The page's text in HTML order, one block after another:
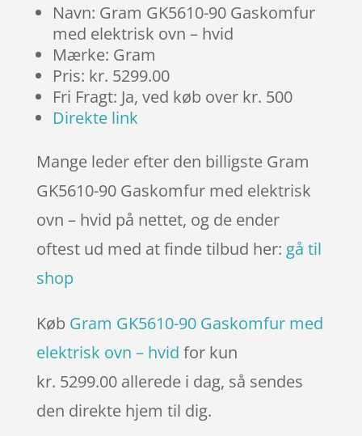
Navn: Gram GK5610-90 Gaskomfur
med elektrisk ovn – hvid
Mærke: Gram
Pris: kr. 5299.00
Fri Fragt: Ja, ved køb over kr. 500
Direkte link
Mange leder efter den billigste Gram
GK5610-90 Gaskomfur med elektrisk
ovn – hvid på nettet, og de ender
oftest ud med at finde tilbud her: gå til
shop
Køb Gram GK5610-90 Gaskomfur med
elektrisk ovn – hvid for kun
kr. 5299.00 allerede i dag, så sendes
den direkte hjem til dig.